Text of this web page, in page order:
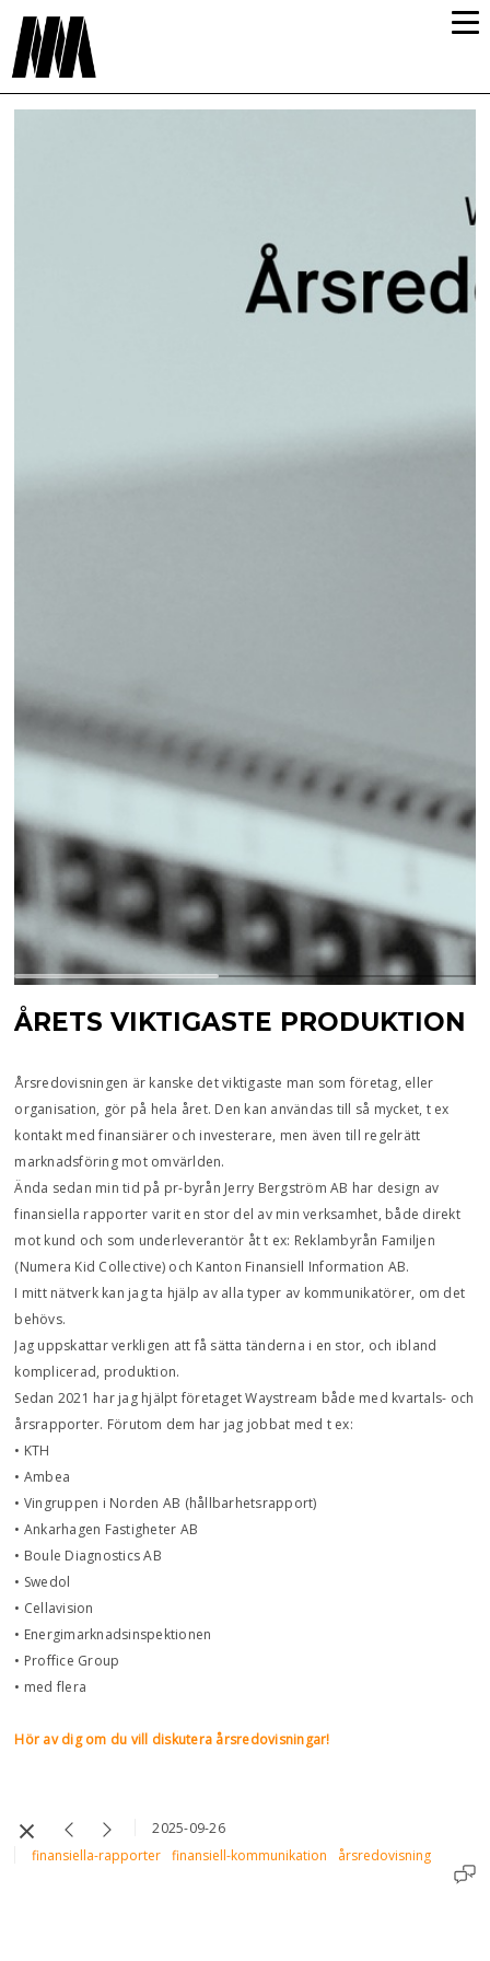
ÅRETS VIKTIGASTE PRODUKTION
Årsredovisningen är kanske det viktigaste man som företag, eller
organisation, gör på hela året. Den kan användas till så mycket, t ex
kontakt med finansiärer och investerare, men även till regelrätt
marknadsföring mot omvärlden.
Ända sedan min tid på pr-byrån Jerry Bergström AB har design av
finansiella rapporter varit en stor del av min verksamhet, både direkt
mot kund och som underleverantör åt t ex: Reklambyrån Familjen
(Numera Kid Collective) och Kanton Finansiell Information AB.
I mitt nätverk kan jag ta hjälp av alla typer av kommunikatörer, om det
behövs.
Jag uppskattar verkligen att få sätta tänderna i en stor, och ibland
komplicerad, produktion.
Sedan 2021 har jag hjälpt företaget Waystream både med kvartals- och
årsrapporter. Förutom dem har jag jobbat med t ex:
• KTH
• Ambea
• Vingruppen i Norden AB (hållbarhetsrapport)
• Ankarhagen Fastigheter AB
• Boule Diagnostics AB
• Swedol
• Cellavision
• Energimarknadsinspektionen
• Proffice Group
• med flera
Hör av dig om du vill diskutera årsredovisningar!
2025-09-26
finansiella-rapporter
finansiell-kommunikation årsredovisning